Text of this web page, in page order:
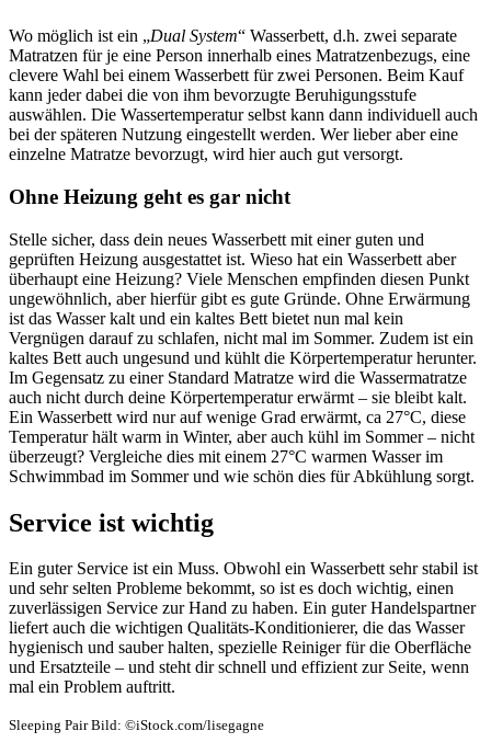
Wo möglich ist ein „Dual System“ Wasserbett, d.h. zwei separate
Matratzen für je eine Person innerhalb eines Matratzenbezugs, eine
clevere Wahl bei einem Wasserbett für zwei Personen. Beim Kauf
kann jeder dabei die von ihm bevorzugte Beruhigungsstufe
auswählen. Die Wassertemperatur selbst kann dann individuell auch
bei der späteren Nutzung eingestellt werden. Wer lieber aber eine
einzelne Matratze bevorzugt, wird hier auch gut versorgt.
Ohne Heizung geht es gar nicht
Stelle sicher, dass dein neues Wasserbett mit einer guten und
geprüften Heizung ausgestattet ist. Wieso hat ein Wasserbett aber
überhaupt eine Heizung? Viele Menschen empfinden diesen Punkt
ungewöhnlich, aber hierfür gibt es gute Gründe. Ohne Erwärmung
ist das Wasser kalt und ein kaltes Bett bietet nun mal kein
Vergnügen darauf zu schlafen, nicht mal im Sommer. Zudem ist ein
kaltes Bett auch ungesund und kühlt die Körpertemperatur herunter.
Im Gegensatz zu einer Standard Matratze wird die Wassermatratze
auch nicht durch deine Körpertemperatur erwärmt – sie bleibt kalt.
Ein Wasserbett wird nur auf wenige Grad erwärmt, ca 27°C, diese
Temperatur hält warm in Winter, aber auch kühl im Sommer – nicht
überzeugt? Vergleiche dies mit einem 27°C warmen Wasser im
Schwimmbad im Sommer und wie schön dies für Abkühlung sorgt.
Service ist wichtig
Ein guter Service ist ein Muss. Obwohl ein Wasserbett sehr stabil ist
und sehr selten Probleme bekommt, so ist es doch wichtig, einen
zuverlässigen Service zur Hand zu haben. Ein guter Handelspartner
liefert auch die wichtigen Qualitäts-Konditionierer, die das Wasser
hygienisch und sauber halten, spezielle Reiniger für die Oberfläche
und Ersatzteile – und steht dir schnell und effizient zur Seite, wenn
mal ein Problem auftritt.
Sleeping Pair Bild: ©iStock.com/lisegagne